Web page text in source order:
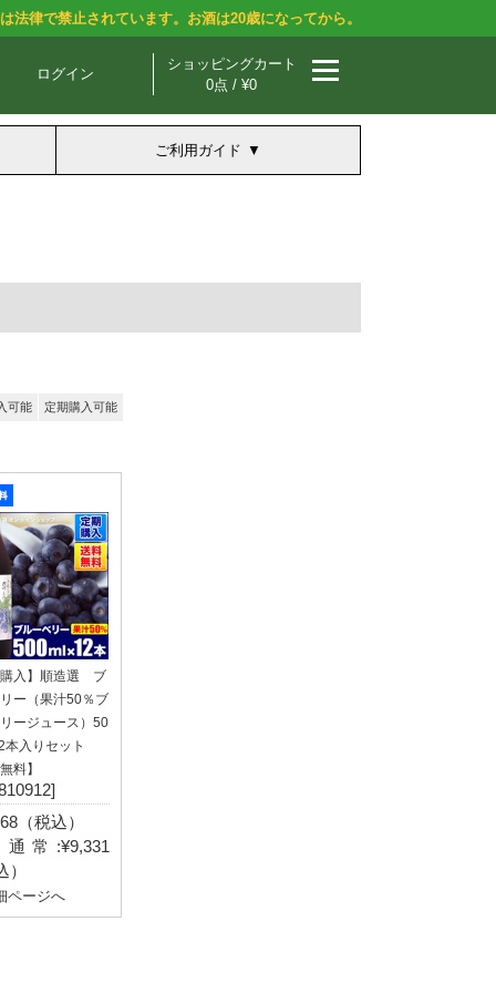
法律で禁止されています。お酒は20歳になってから。
ログイン
ショッピングカート
0点 / ¥0
ご利用ガイド
可能 定期購入可能
購入】順造選 ブ
ー（果汁50％ブ
ージュース）50
本入りセット
料】
（税込）
常:¥9,331
）
ページへ